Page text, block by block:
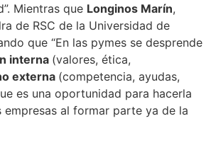
Mientras que Longinos Marín,
de RSC de la Universidad de
que “En las pymes se desprende
interna (valores, ética,
externa (competencia, ayudas,
es una oportunidad para hacerla
al formar parte ya de la